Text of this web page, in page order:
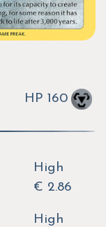
HP 160
High
€ 2.86
High